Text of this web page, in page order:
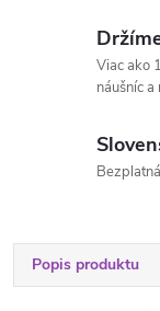
Viac ako
náušníc
Popis produktu